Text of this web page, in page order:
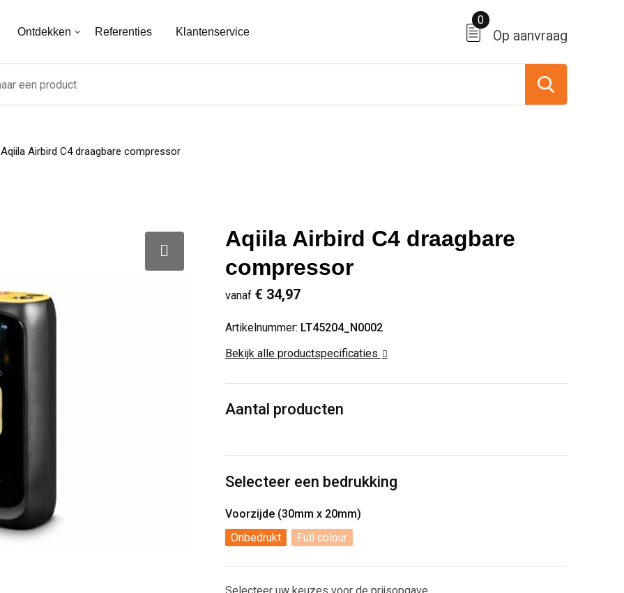
Ontdekken Referenties Klantenservice Op aanvraag
0
Aqiila Airbird C4 draagbare compressor
Aqiila Airbird C4 draagbare
compressor
vanaf € 34,97
Artikelnummer: LT45204_N0002
Bekijk alle productspecificaties
Aantal producten
Selecteer een bedrukking
Voorzijde (30mm x 20mm)
Onbedrukt
Full colour